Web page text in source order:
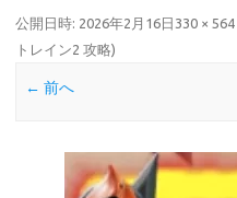
公開日時: 2026年2月16日 330 × 564
トレイン2 攻略)
← 前へ